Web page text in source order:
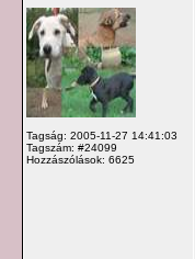
Tagság: 2005-11-27 14:41:03
Tagszám: #24099
Hozzászólások: 6625